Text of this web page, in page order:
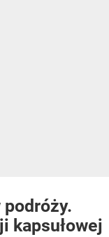
podróży.
kapsułowej